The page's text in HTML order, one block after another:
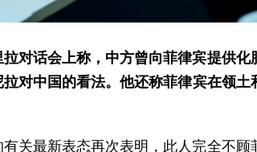
对话会上称，中方曾向菲律宾提供
对中国的看法。他还称菲律宾在领
关最新表态再次表明，此人完全不